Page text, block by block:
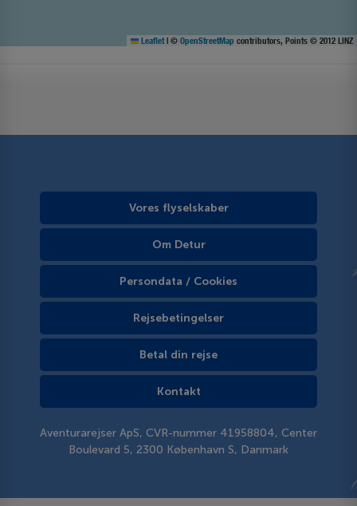
Leaflet | © OpenStreetMap contributors, Points © 2012 LINZ
Vores flyselskaber
Om Detur
Persondata / Cookies
Rejsebetingelser
Betal din rejse
Kontakt
Aventurarejser ApS, CVR-nummer 41958804, Center
Boulevard 5, 2300 København S, Danmark